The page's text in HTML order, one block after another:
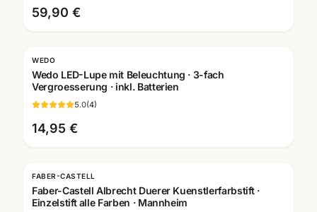
59,90 €
WEDO
Wedo LED-Lupe mit Beleuchtung · 3-fach
Vergroesserung · inkl. Batterien
5.0(4)
14,95 €
FABER-CASTELL
Faber-Castell Albrecht Duerer Kuenstlerfarbstift ·
Einzelstift alle Farben · Mannheim